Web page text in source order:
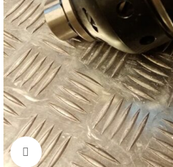
Нажмите, чтобы увеличить